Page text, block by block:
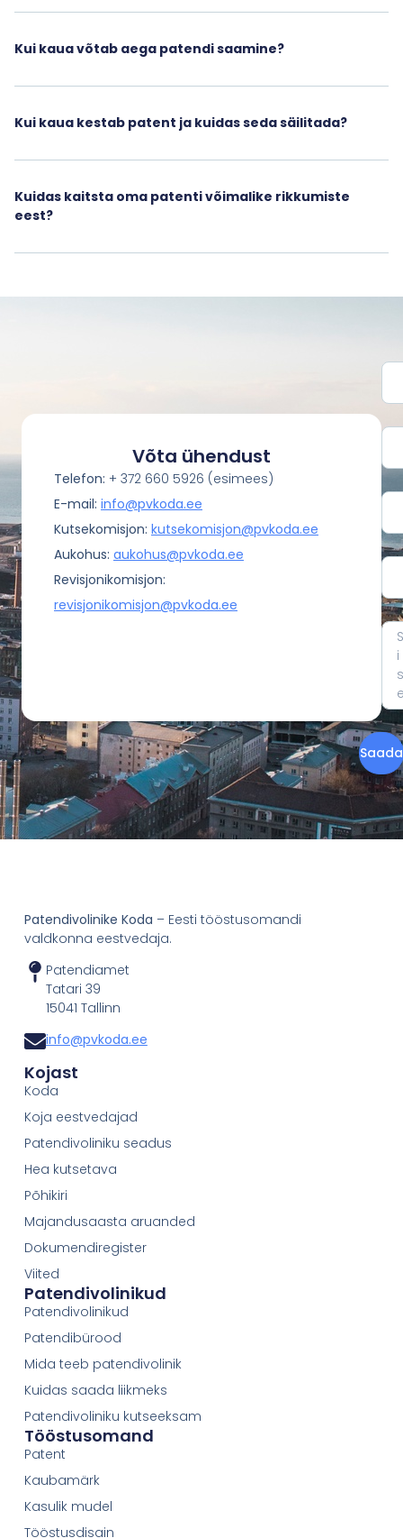
Kui kaua võtab aega patendi saamine?
Kui kaua kestab patent ja kuidas seda säilitada?
Kuidas kaitsta oma patenti võimalike rikkumiste
eest?
Võta ühendust​
Telefon: + 372 660 5926 (esimees)
E-mail: info@pvkoda.ee
Kutsekomisjon: kutsekomisjon@pvkoda.ee
Aukohus: aukohus@pvkoda.ee
Revisjonikomisjon:
revisjonikomisjon@pvkoda.ee
Saada
Patendivolinike Koda – Eesti tööstusomandi
valdkonna eestvedaja.
Patendiamet
Tatari 39
15041 Tallinn
info@pvkoda.ee
Kojast
Koda
Koja eestvedajad
Patendivoliniku seadus
Hea kutsetava
Põhikiri
Majandusaasta aruanded
Dokumendiregister
Viited
Patendivolinikud
Patendivolinikud
Patendibürood
Mida teeb patendivolinik
Kuidas saada liikmeks
Patendivoliniku kutseeksam
Tööstusomand
Patent
Kaubamärk
Kasulik mudel
Tööstusdisain